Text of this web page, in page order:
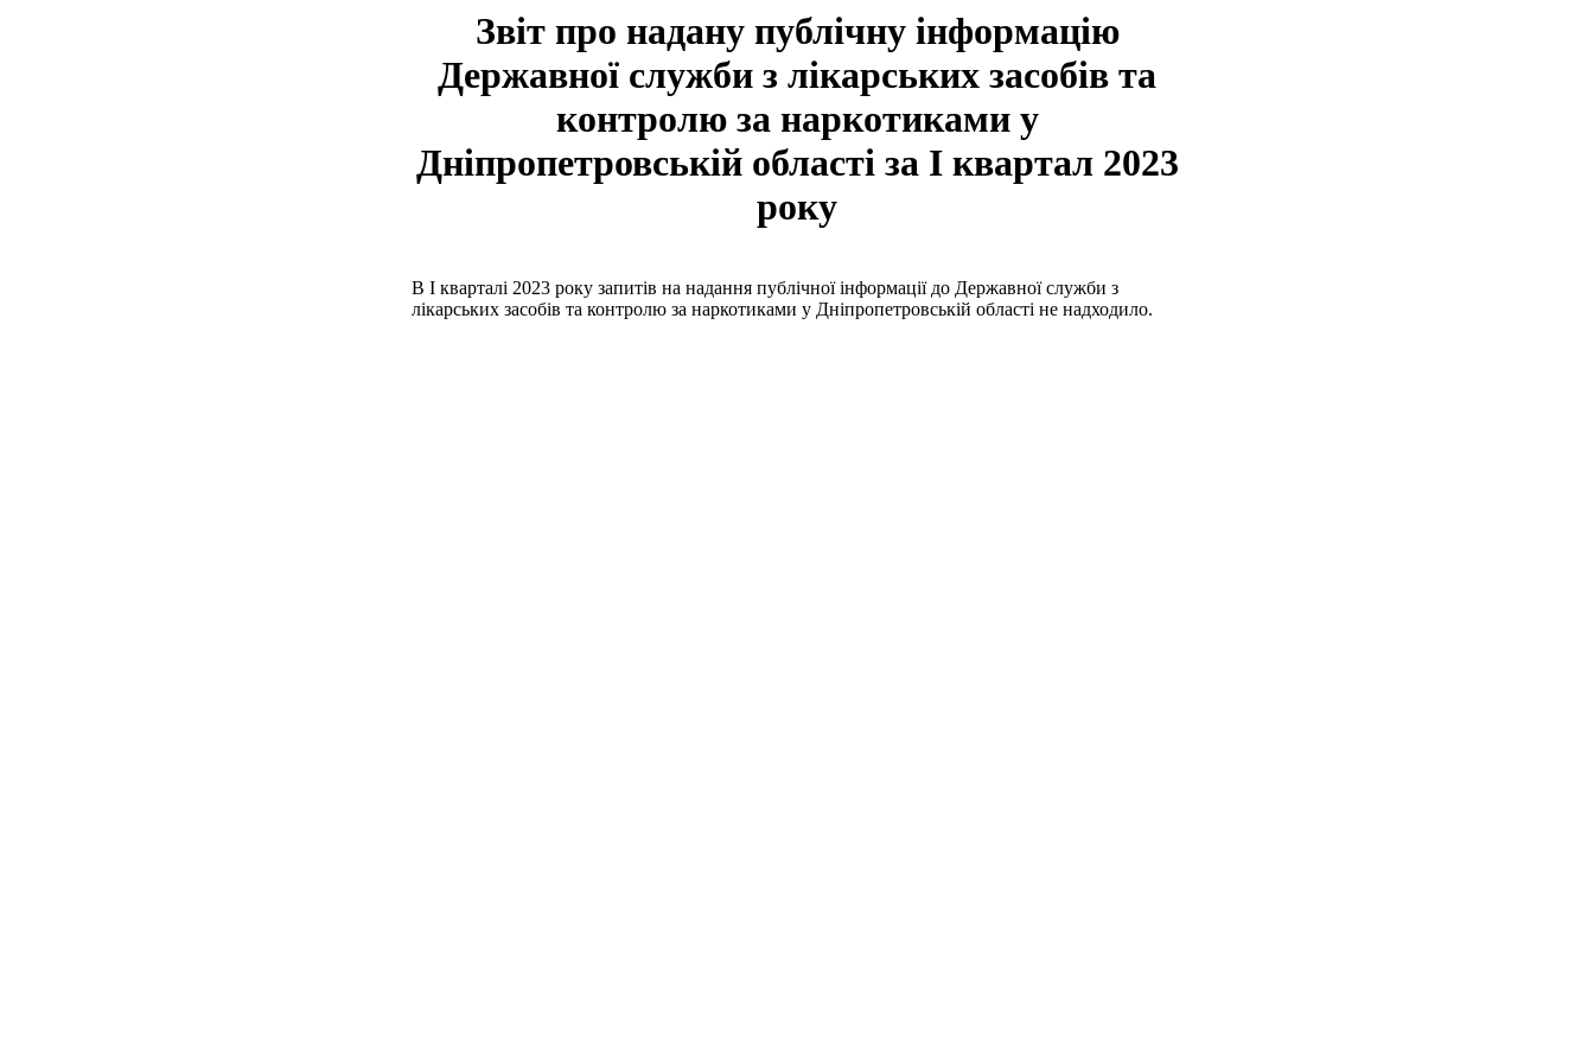
Звіт про надану публічну інформацію
Державної служби з лікарських засобів та
контролю за наркотиками у
Дніпропетровській області за І квартал 2023
року
В І кварталі 2023 року запитів на надання публічної інформації до Державної служби з
лікарських засобів та контролю за наркотиками у Дніпропетровській області не надходило.